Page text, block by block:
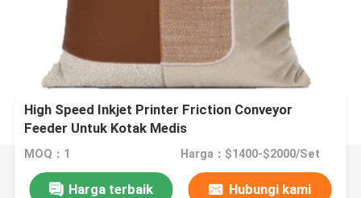
High Speed Inkjet Printer Friction Conveyor
Feeder Untuk Kotak Medis
MOQ：1 Harga：$1400-$2000/Set
Harga terbaik Hubungi kami